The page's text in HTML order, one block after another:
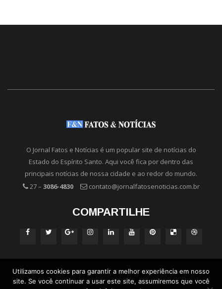
O Jornal Fatos e Notícias é um popular site de notícias do
Estado do Espírito Santo. Aqui você fica por dentro das
principais notícias de nossa cidade e ao redor do mundo.
27 – 3086-4830 contato@jornalfatosenoticias.com.br
COMPARTILHE
Utilizamos cookies para garantir a melhor experiência em nosso
site. Se você continuar a usar este site, assumiremos que você